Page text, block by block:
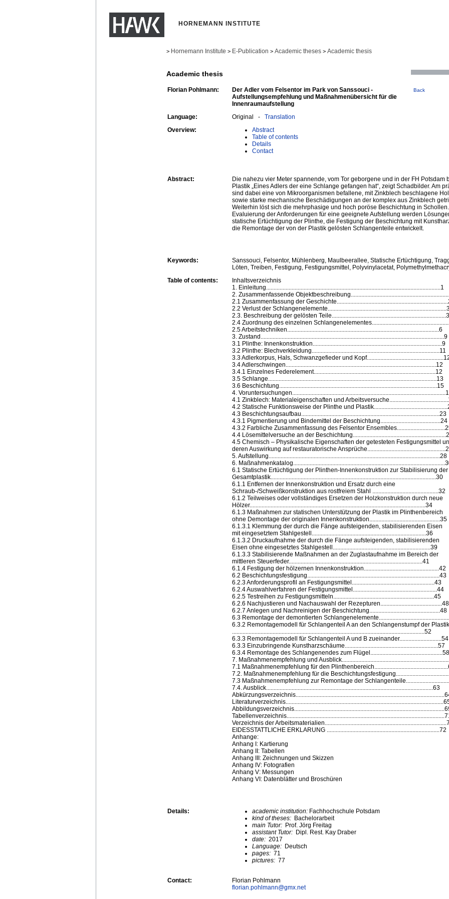
HORNEMANN INSTITUTE
> Hornemann Institute > E-Publication > Academic theses > Academic thesis
Academic thesis
Florian Pohlmann:
Der Adler vom Felsentor im Park von Sanssouci -
Aufstellungsempfehlung und Maßnahmenübersicht für die
Innenraumaufstellung
Back
Language: Original - Translation
Overview:
Abstract
Table of contents
Details
Contact
Abstract:
Die nahezu vier Meter spannende, vom Tor geborgene und in der FH Potsdam
Plastik „Eines Adlers der eine Schlange gefangen hat“, zeigt Schadbilder. Am
sind dabei eine von Mikroorganismen befallene, mit Zinkblech beschlagene
sowie starke mechanische Beschädigungen an der komplex aus Zinkblech
Weiterhin löst sich die mehrphasige und hoch poröse Beschichtung in
Evaluierung der Anforderungen für eine geeignete Aufstellung werden
statische Ertüchtigung der Plinthe, die Festigung der Beschichtung mit
die Remontage der von der Plastik gelösten Schlangenteile entwickelt.
Keywords:
Sanssouci, Felsentor, Mühlenberg, Maulbeerallee, Statische Ertüchtigung,
Löten, Treiben, Festigung, Festigungsmittel, Polyvinylacetat,
Table of contents:
Inhaltsverzeichnis
1. Einleitung....................................................................................................................1
2. Zusammenfassende
2.1 Zusammenfassung der
2.2 Verlust der
2.3. Beschreibung der gelösten Teile............................................................................3
2.4 Zuordnung des einzelnen
2.5 Arbeitstechniken.....................................................................................................6
3. Zustand..........................................................................................................................9
3.1 Plinthe: Innenkonstruktion......................................................................................9
3.2 Plinthe: Blechverkleidung.....................................................................................11
3.3 Adlerkorpus, Hals, Schwanzgefieder und
3.4 Adlerschwingen....................................................................................................12
3.4.1 Einzelnes Federelement.................................................................................12
3.5 Schlange................................................................................................................13
3.6 Beschichtung.........................................................................................................15
4.
4.1 Zinkblech: Materialeigenschaften und
4.2 Statische Funktionsweise der Plinthe und
4.3 Beschichtungsaufbau............................................................................................23
4.3.1 Pigmentierung und Bindemittel der Beschichtung........................................24
4.3.2 Farbliche Zusammenfassung des Felsentor
4.4 Lösemittelversuche an der
4.5 Chemisch – Physikalische Eigenschaften der getesteten Festigungsmittel
deren Auswirkung auf restauratorische
5. Aufstellung..................................................................................................................28
6.
6.1 Statische Ertüchtigung der Plinthen-Innenkonstruktion zur Stabilisierung der
Gesamtplastik..............................................................................................................30
6.1.1 Entfernen der Innenkonstruktion und Ersatz durch eine
Schraub-/Schweißkonstruktion aus rostfreiem Stahl ............................................32
6.1.2 Teilweises oder vollständiges Ersetzen der Holzkonstruktion durch neue
Hölzer.....................................................................................................................34
6.1.3 Maßnahmen zur statischen Unterstützung der Plastik im Plinthenbereich
ohne Demontage der originalen Innenkonstruktion...............................................35
6.1.3.1 Klemmung der durch die Fänge aufsteigenden, stabilisierenden Eisen
mit eingesetztem Stahlgestell............................................................................36
6.1.3.2 Druckaufnahme der durch die Fänge aufsteigenden, stabilisierenden
Eisen ohne eingesetztes Stahlgestell.................................................................39
6.1.3.3 Stabilisierende Maßnahmen an der Zuglastaufnahme im Bereich der
mittleren Steuerfeder.........................................................................................41
6.1.4 Festigung der hölzernen Innenkonstruktion..................................................42
6.2 Beschichtungsfestigung........................................................................................43
6.2.3 Anforderungsprofil an Festigungsmittel.......................................................43
6.2.4 Auswahlverfahren der Festigungsmittel........................................................44
6.2.5 Testreihen zu Festigungsmitteln...................................................................45
6.2.6 Nachjustieren und Nachauswahl der Rezepturen.........................................48
6.2.7 Anlegen und Nachreinigen der Beschichtung...............................................48
6.3 Remontage der demontierten
6.3.2 Remontagemodell für Schlangenteil A an den Schlangenstumpf der Plastik
................................................................................................................................52
6.3.3 Remontagemodell für Schlangenteil A und B zueinander............................54
6.3.3 Einzubringende Kunstharzschäume..............................................................57
6.3.4 Remontage des Schlangenendes zum Flügel................................................58
7. Maßnahmenempfehlung und
7.1 Maßnahmenempfehlung für den
7.2. Maßnahmenempfehlung für die
7.3 Maßnahmenempfehlung zur Remontage der
7.4. Ausblick...............................................................................................................63
Verzeichnis der
EIDESSTATTLICHE ERKLARUNG ...........................................................................72
Anhange:
Anhang I: Kartierung
Anhang II: Tabellen
Anhang III: Zeichnungen und Skizzen
Anhang IV: Fotografien
Anhang V: Messungen
Anhang VI: Datenblätter und Broschüren
Details: academic institution: Fachhochschule Potsdam
kind of theses: Bachelorarbeit
main Tutor: Prof. Jörg Freitag
assistant Tutor: Dipl. Rest. Kay Draber
date: 2017
Language: Deutsch
pages: 71
pictures: 77
Contact:
Florian Pohlmann
florian.pohlmann@gmx.net